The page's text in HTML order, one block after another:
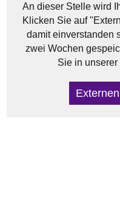
An dieser Stelle wird
Klicken Sie auf
damit einverstanden
zwei Wochen
Sie in unserer